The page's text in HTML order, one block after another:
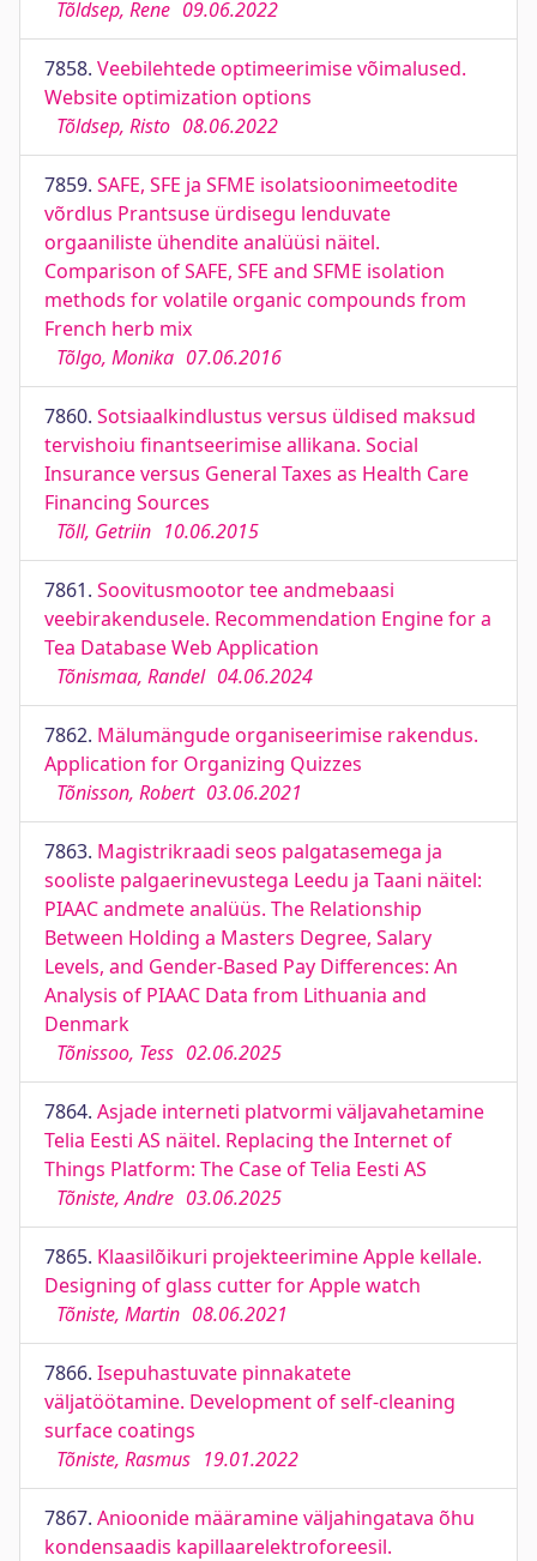
Tõldsep, Rene 09.06.2022
7858. Veebilehtede optimeerimise võimalused.
Website optimization options
Tõldsep, Risto 08.06.2022
7859. SAFE, SFE ja SFME isolatsioonimeetodite
võrdlus Prantsuse ürdisegu lenduvate
orgaaniliste ühendite analüüsi näitel.
Comparison of SAFE, SFE and SFME isolation
methods for volatile organic compounds from
French herb mix
Tõlgo, Monika 07.06.2016
7860. Sotsiaalkindlustus versus üldised maksud
tervishoiu finantseerimise allikana. Social
Insurance versus General Taxes as Health Care
Financing Sources
Tõll, Getriin 10.06.2015
7861. Soovitusmootor tee andmebaasi
veebirakendusele. Recommendation Engine for a
Tea Database Web Application
Tõnismaa, Randel 04.06.2024
7862. Mälumängude organiseerimise rakendus.
Application for Organizing Quizzes
Tõnisson, Robert 03.06.2021
7863. Magistrikraadi seos palgatasemega ja
sooliste palgaerinevustega Leedu ja Taani näitel:
PIAAC andmete analüüs. The Relationship
Between Holding a Masters Degree, Salary
Levels, and Gender-Based Pay Differences: An
Analysis of PIAAC Data from Lithuania and
Denmark
Tõnissoo, Tess 02.06.2025
7864. Asjade interneti platvormi väljavahetamine
Telia Eesti AS näitel. Replacing the Internet of
Things Platform: The Case of Telia Eesti AS
Tõniste, Andre 03.06.2025
7865. Klaasilõikuri projekteerimine Apple kellale.
Designing of glass cutter for Apple watch
Tõniste, Martin 08.06.2021
7866. Isepuhastuvate pinnakatete
väljatöötamine. Development of self-cleaning
surface coatings
Tõniste, Rasmus 19.01.2022
7867. Anioonide määramine väljahingatava õhu
kondensaadis kapillaarelektroforeesil.